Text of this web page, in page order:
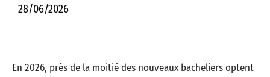
28/06/2026
En 2026, près de la moitié des nouveaux bacheliers optent